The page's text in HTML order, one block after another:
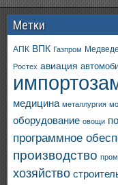
Метки
АПК ВПК Газпром
Ростех авиация
медицина металлургия
оборудование овощи
программное
производство
хозяйство